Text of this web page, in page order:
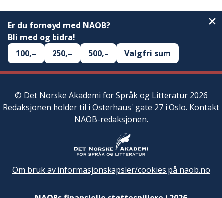
Er du fornøyd med NAOB?
Bli med og bidra!
100,–
250,– 500,– Valgfri sum
© Det Norske Akademi for Språk og Litteratur2026
Redaksjonen holder til i Osterhaus' gate 27 i Oslo. Kontakt
NAOB-redaksjonen.
Om bruk av informasjonskapsler/cookies på naob.no